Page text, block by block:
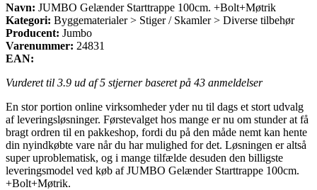
Navn: JUMBO Gelænder Starttrappe 100cm. +Bolt+Møtrik
Kategori: Byggematerialer > Stiger / Skamler > Diverse tilbehør
Producent: Jumbo
Varenummer: 24831
EAN:
Vurderet til 3.9 ud af 5 stjerner baseret på 43 anmeldelser
En stor portion online virksomheder yder nu til dags et stort udvalg
af leveringsløsninger. Førstevalget hos mange er nu om stunder at få
bragt ordren til en pakkeshop, fordi du på den måde nemt kan hente
din nyindkøbte vare når du har mulighed for det. Løsningen er altså
super uproblematisk, og i mange tilfælde desuden den billigste
leveringsmodel ved køb af JUMBO Gelænder Starttrappe 100cm.
+Bolt+Møtrik.